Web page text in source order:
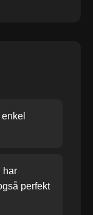
har
perfekt